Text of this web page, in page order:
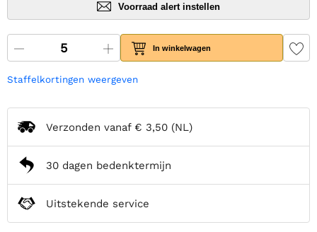
Voorraad alert instellen
In winkelwagen
Staffelkortingen weergeven
Verzonden vanaf € 3,50 (NL)
30 dagen bedenktermijn
Uitstekende service